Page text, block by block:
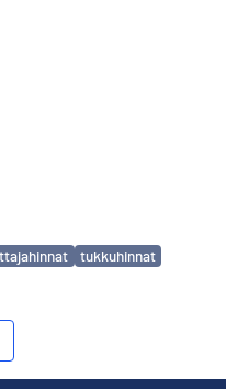
tukkuhinnat